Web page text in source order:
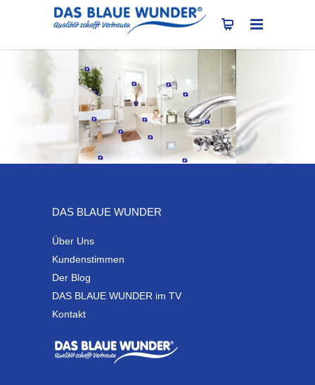
DAS BLAUE WUNDER
Über Uns
Kundenstimmen
Der Blog
DAS BLAUE WUNDER im TV
Kontakt